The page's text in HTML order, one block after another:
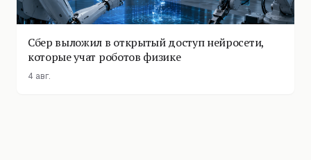
Сбер выложил в открытый доступ нейросети,
которые учат роботов физике
4 авг.